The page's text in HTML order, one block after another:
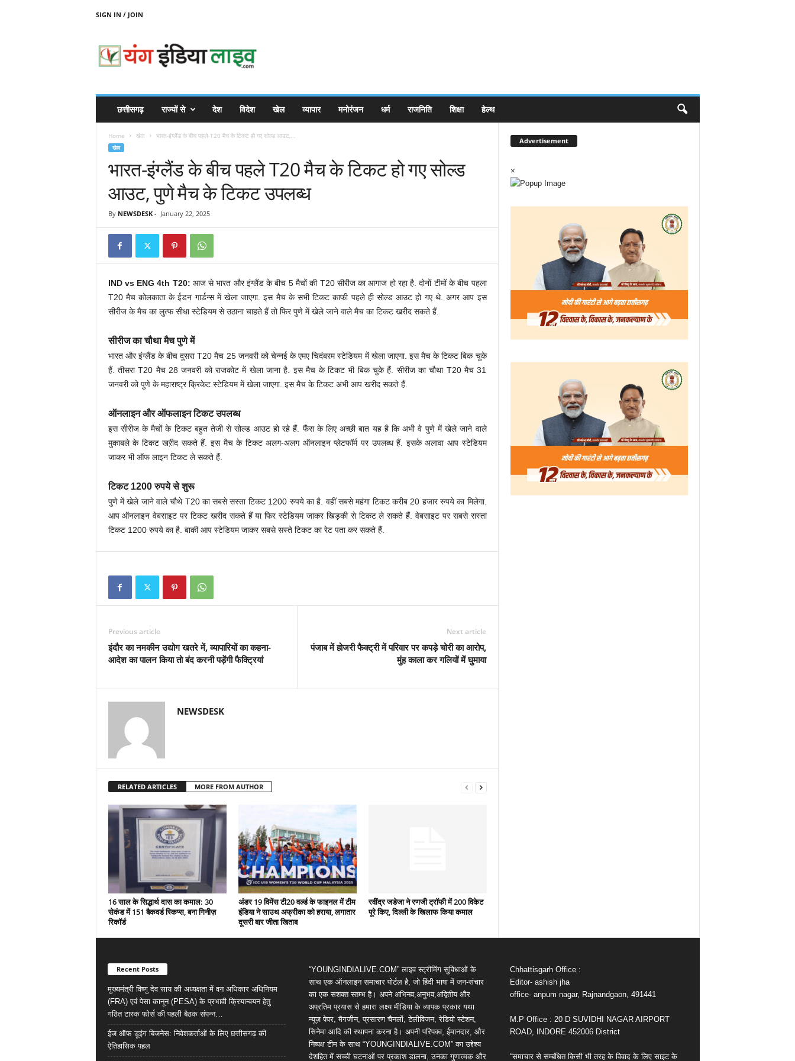
SIGN IN / JOIN
N
छत्तीसगढ़ राज्यों से देश विदेश खेल व्यापार मनोरंजन धर्म राजनिति शिक्षा हेल्थ
Home खेल भारत-इंग्लैंड के बीच पहले T20 मैच के टिकट हो गए सोल्ड आउट,...
खेल
भारत-इंग्लैंड के बीच पहले T20 मैच के टिकट हो गए सोल्ड
आउट, पुणे मैच के टिकट उपलब्ध
By NEWSDESK- January 22, 2025
IND vs ENG 4th T20: आज से भारत और इंग्लैंड के बीच 5 मैचों की T20 सीरीज का आगाज हो रहा है. दोनों टीमों के बीच पहला
T20 मैच कोलकाता के ईडन गार्डन्स में खेला जाएगा. इस मैच के सभी टिकट काफी पहले ही सोल्ड आउट हो गए थे. अगर आप इस
सीरीज के मैच का लुत्फ सीधा स्टेडियम से उठाना चाहते हैं तो फिर पुणे में खेले जाने वाले मैच का टिकट खरीद सकते हैं.
सीरीज का चौथा मैच पुणे में
भारत और इंग्लैंड के बीच दूसरा T20 मैच 25 जनवरी को चेन्नई के एमए चिदंबरम स्टेडियम में खेला जाएगा. इस मैच के टिकट बिक चुके
हैं. तीसरा T20 मैच 28 जनवरी को राजकोट में खेला जाना है. इस मैच के टिकट भी बिक चुके हैं. सीरीज का चौथा T20 मैच 31
जनवरी को पुणे के महाराष्ट्र क्रिकेट स्टेडियम में खेला जाएगा. इस मैच के टिकट अभी आप खरीद सकते हैं.
ऑनलाइन और ऑफलाइन टिकट उपलब्ध
इस सीरीज के मैचों के टिकट बहुत तेजी से सोल्ड आउट हो रहे हैं. फैंस के लिए अच्छी बात यह है कि अभी वे पुणे में खेले जाने वाले
मुकाबले के टिकट खऱीद सकते हैं. इस मैच के टिकट अलग-अलग ऑनलाइन प्लेटफॉर्म पर उपलब्ध हैं. इसके अलावा आप स्टेडियम
जाकर भी ऑफ लाइन टिकट ले सकते हैं.
टिकट 1200 रुपये से शुरू
पुणे में खेले जाने वाले चौथे T20 का सबसे सस्ता टिकट 1200 रुपये का है. वहीं सबसे महंगा टिकट करीब 20 हजार रुपये का मिलेगा.
आप ऑनलाइन वेबसाइट पर टिकट खरीद सकते हैं या फिर स्टेडियम जाकर खिड़की से टिकट ले सकते हैं. वेबसाइट पर सबसे सस्ता
टिकट 1200 रुपये का है. बाकी आप स्टेडियम जाकर सबसे सस्ते टिकट का रेट पता कर सकते हैं.
Previous article
इंदौर का नमकीन उद्योग खतरे में, व्यापारियों का कहना-
आदेश का पालन किया तो बंद करनी पड़ेंगी फैक्ट्रियां
Next article
पंजाब में होजरी फैक्ट्री में परिवार पर कपड़े चोरी का आरोप,
मुंह काला कर गलियों में घुमाया
NEWSDESK
RELATED ARTICLES MORE FROM AUTHOR
16 साल के सिद्धार्थ दास का कमाल: 30
सेकंड में 151 बैकवर्ड स्किप्स, बना गिनीज़
रिकॉर्ड
अंडर 19 विमेंस टी20 वर्ल्ड के फाइनल में टीम
इंडिया ने साउथ अफ्रीका को हराया, लगातार
दूसरी बार जीता खिताब
रवींद्र जडेजा ने रणजी ट्रॉफी में 200 विकेट
पूरे किए, दिल्ली के खिलाफ किया कमाल
Advertisement
×
Recent Posts
मुख्यमंत्री विष्णु देव साय की अध्यक्षता में वन अधिकार अधिनियम
(FRA) एवं पेसा कानून (PESA) के प्रभावी क्रियान्वयन हेतु
गठित टास्क फोर्स की पहली बैठक संपन्न…
ईज ऑफ डूइंग बिजनेस: निवेशकर्ताओं के लिए छत्तीसगढ़ की
ऐतिहासिक पहल
“YOUNGINDIALIVE.COM” लाइव स्ट्रीमिंग सुविधाओं के
साथ एक ऑनलाइन समाचार पोर्टल है, जो हिंदी भाषा में जन-संचार
का एक सशक्त स्तम्भ है। अपने अभिनव,अनुभव,अद्वितीय और
अप्रतिम प्रयास से हमारा लक्ष्य मीडिया के व्यापक प्रकार यथा
न्यूज़ पेपर, मैगजीन, प्रसारण चैनलों, टेलीविजन, रेडियो स्टेशन,
सिनेमा आदि की स्थापना करना है। अपनी परिपक्व, ईमानदार, और
निष्पक्ष टीम के साथ “YOUNGINDIALIVE.COM” का उद्देश्य
देशहित में सच्ची घटनाओं पर प्रकाश डालना, उनका गुणात्मक और
Chhattisgarh Office :
Editor- ashish jha
office- anpum nagar, Rajnandgaon, 491441
M.P Office : 20 D SUVIDHI NAGAR AIRPORT
ROAD, INDORE 452006 District
“समाचार से सम्बंधित किसी भी तरह के विवाद के लिए साइट के